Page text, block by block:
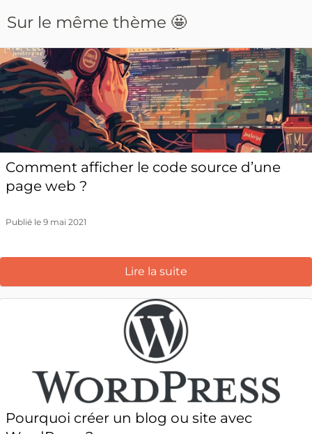
Sur le même thème 🤩
Comment afficher le code source d’une
page web ?
Publié le 9 mai 2021
Lire la suite
Pourquoi créer un blog ou site avec